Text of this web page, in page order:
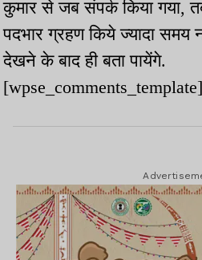
कुमार से जब संपर्क किया गया,
पदभार ग्रहण किये ज्यादा समय
देखने के बाद ही बता पायेंगे.
[wpse_comments_template]